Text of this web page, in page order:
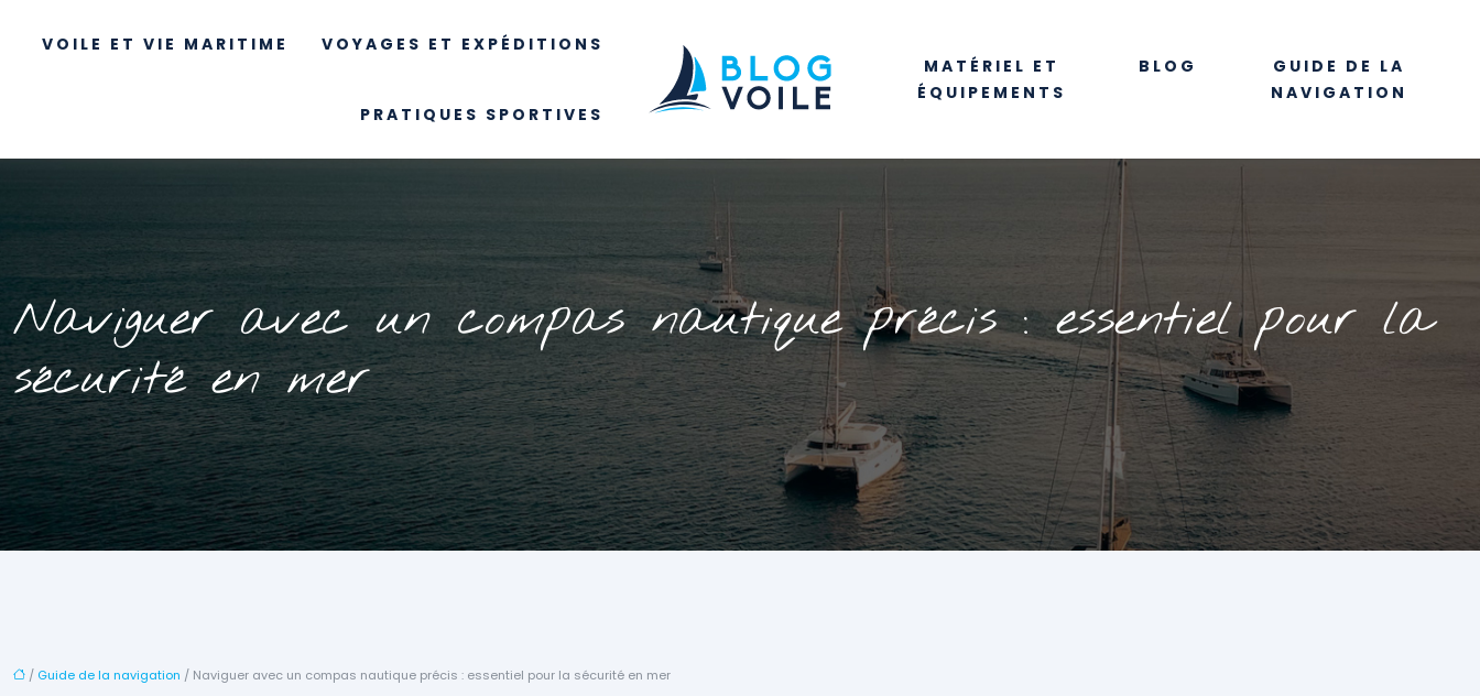
VOYAGES ET EXPÉDITIONS
VOILE ET VIE MARITIME
PRATIQUES SPORTIVES
MATÉRIEL ET
ÉQUIPEMENTS
BLOG
GUIDE DE LA
NAVIGATION
Naviguer avec un compas nautique précis : essentiel pour la
sécurité en mer
/ Guide de la navigation / Naviguer avec un compas nautique précis : essentiel pour la sécurité en mer